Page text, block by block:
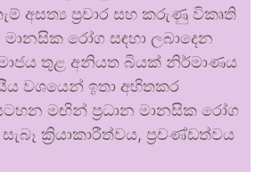
අසත්‍ය ප්‍රචාර සහ කරුණු විකෘති
රෝග සඳහා ලබාදෙන
තුළ අනියත බියක් නිර්මාණය
වශයෙන් ඉතා අහිතකර
මඟින් ප්‍රධාන මානසික රෝග
ක්‍රියාකාරීත්වය, ප්‍රචණ්ඩත්වය